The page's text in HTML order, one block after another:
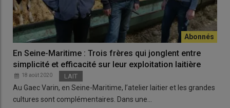
En Seine-Maritime : Trois frères qui jonglent entre
simplicité et efficacité sur leur exploitation laitière
18 août 2020 LAIT
Au Gaec Varin, en Seine-Maritime, l’atelier laitier et les grandes
cultures sont complémentaires. Dans une…